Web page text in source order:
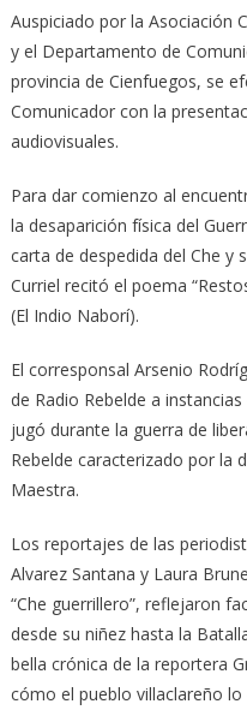
Auspiciado por la Asociación
y el Departamento de
provincia de Cienfuegos, se
Comunicador con la
audiovisuales.
Para dar comienzo al
la desaparición física del
carta de despedida del Che y
Curriel recitó el poema
(El Indio Naborí).
El corresponsal Arsenio
de Radio Rebelde a
jugó durante la guerra de
Rebelde caracterizado por la
Maestra.
Los reportajes de las
Alvarez Santana y Laura
“Che guerrillero”, reflejaron
desde su niñez hasta la
bella crónica de la reportera
cómo el pueblo villaclareño